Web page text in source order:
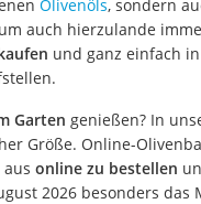
2 Innengeräte
Olivenöls, sondern
auch hierzulande
und ganz einfach
Garten genießen? In
Größe. Online-
online zu bestellen
2026 besonders das